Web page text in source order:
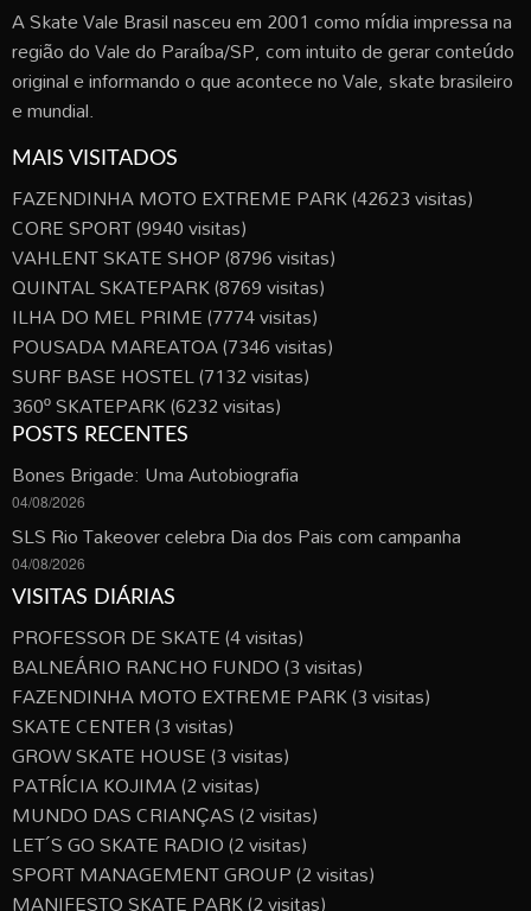
A Skate Vale Brasil nasceu em 2001 como mídia impressa na
região do Vale do Paraíba/SP, com intuito de gerar conteúdo
original e informando o que acontece no Vale, skate brasileiro
e mundial.
MAIS VISITADOS
FAZENDINHA MOTO EXTREME PARK(42623 visitas)
CORE SPORT(9940 visitas)
VAHLENT SKATE SHOP(8796 visitas)
QUINTAL SKATEPARK(8769 visitas)
ILHA DO MEL PRIME(7774 visitas)
POUSADA MAREATOA(7346 visitas)
SURF BASE HOSTEL(7132 visitas)
360º SKATEPARK(6232 visitas)
POSTS RECENTES
Bones Brigade: Uma Autobiografia
04/08/2026
SLS Rio Takeover celebra Dia dos Pais com campanha
04/08/2026
VISITAS DIÁRIAS
PROFESSOR DE SKATE(4 visitas)
BALNEÁRIO RANCHO FUNDO(3 visitas)
FAZENDINHA MOTO EXTREME PARK(3 visitas)
SKATE CENTER(3 visitas)
GROW SKATE HOUSE(3 visitas)
PATRÍCIA KOJIMA(2 visitas)
MUNDO DAS CRIANÇAS(2 visitas)
LET´S GO SKATE RADIO(2 visitas)
SPORT MANAGEMENT GROUP(2 visitas)